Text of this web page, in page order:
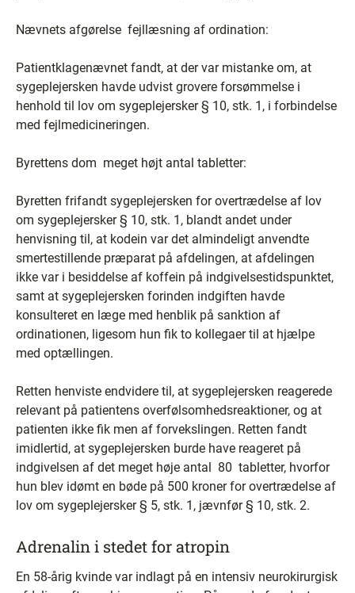
Nævnets afgørelse ­ fejllæsning af ordination:
Patientklagenævnet fandt, at der var mistanke om, at
sygeplejersken havde udvist grovere forsømmelse i
henhold til lov om sygeplejersker § 10, stk. 1, i forbindelse
med fejlmedicineringen.
Byrettens dom ­ meget højt antal tabletter:
Byretten frifandt sygeplejersken for overtrædelse af lov
om sygeplejersker § 10, stk. 1, blandt andet under
henvisning til, at kodein var det almindeligt anvendte
smertestillende præparat på afdelingen, at afdelingen
ikke var i besiddelse af koffein på indgivelsestidspunktet,
samt at sygeplejersken forinden indgiften havde
konsulteret en læge med henblik på sanktion af
ordinationen, ligesom hun fik to kollegaer til at hjælpe
med optællingen.
Retten henviste endvidere til, at sygeplejersken reagerede
relevant på patientens overfølsomhedsreaktioner, og at
patienten ikke fik men af forvekslingen. Retten fandt
imidlertid, at sygeplejersken burde have reageret på
indgivelsen af det meget høje antal ­ 80 ­ tabletter, hvorfor
hun blev idømt en bøde på 500 kroner for overtrædelse af
lov om sygeplejersker § 5, stk. 1, jævnfør § 10, stk. 2.
Adrenalin i stedet for atropin
En 58-årig kvinde var indlagt på en intensiv neurokirurgisk